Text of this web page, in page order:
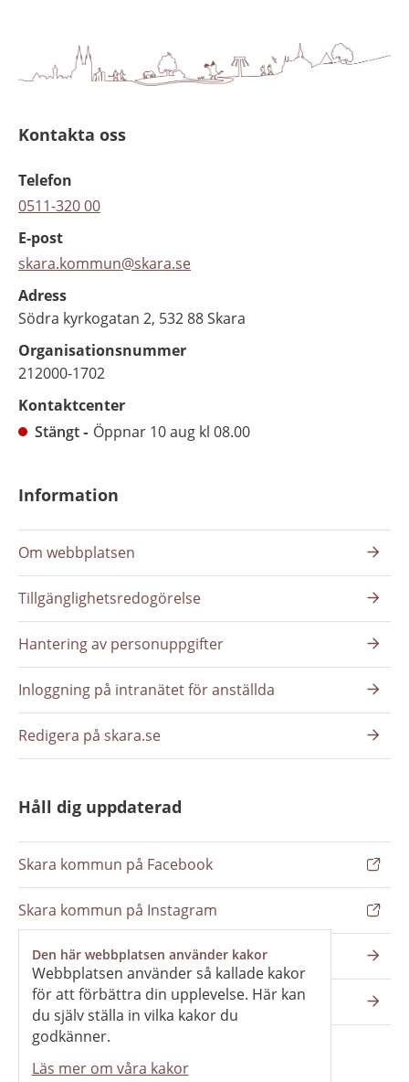
Den här webbplatsen använder kakor
Webbplatsen använder så kallade kakor
för att förbättra din upplevelse. Här kan
du själv ställa in vilka kakor du
godkänner.
Läs mer om våra kakor
Kontakta oss
Telefon
0511-320 00
E-post
skara.kommun@skara.se
Adress
Södra kyrkogatan 2, 532 88 Skara
Organisationsnummer
212000-1702
Kontaktcenter
Stängt
Öppnar 10 aug kl 08.00
Information
Om webbplatsen
Tillgänglighetsredogörelse
Hantering av personuppgifter
Inloggning på intranätet för anställda
Redigera på skara.se
Håll dig uppdaterad
Skara kommun på Facebook
Skara kommun på Instagram
Nyhetsbrev
Pressrum
Våra webbplatser